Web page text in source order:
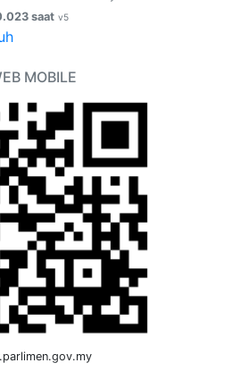
saat v5
MOBILE